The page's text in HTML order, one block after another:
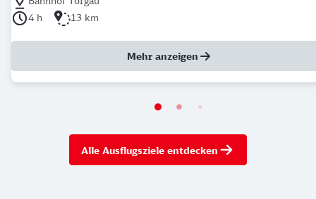
Dauer der Tour: 4 Stunden
4 h Länge der Tour: 13 Kilometer
13 km
Mehr anzeigen
Alle Ausflugsziele entdecken